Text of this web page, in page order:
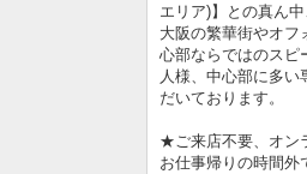
エリア)】との真ん
大阪の繁華街やオフ
心部ならではのスピ
人様、中心部に多
だいております。
★ご来店不要、オン
お仕事帰りの時間外